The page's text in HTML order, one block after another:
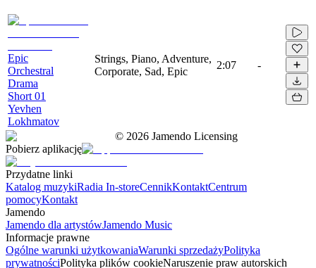
Epic
Orchestral
Drama
Short 01
Yevhen
Lokhmatov
Strings, Piano, Adventure,
Corporate, Sad, Epic
2:07 -
© 2026 Jamendo Licensing
Pobierz aplikację
Przydatne linki
Katalog muzykiRadia In-storeCennikKontaktCentrum
pomocyKontakt
Jamendo
Jamendo dla artystówJamendo Music
Informacje prawne
Ogólne warunki użytkowaniaWarunki sprzedażyPolityka
prywatnościPolityka plików cookieNaruszenie praw autorskich